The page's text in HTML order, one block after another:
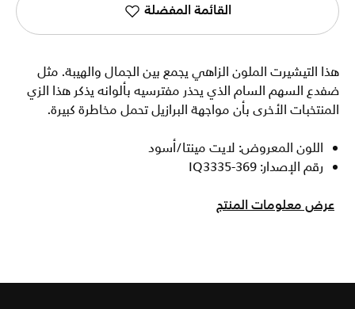
القائمة المفضلة
هذا التيشيرت الملون الزاهي يجمع بين الجمال والهيبة. مثل
ضفدع السهم السام الذي يحذر مفترسيه بألوانه يذكر هذا الزي
المنتخبات الأخرى بأن مواجهة البرازيل تحمل مخاطرة كبيرة.
اللون المعروض: لايت مينتا/أسود
رقم الإصدار: IQ3335-369
عرض معلومات المنتج